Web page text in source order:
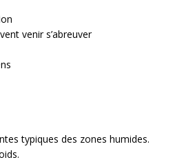
venir s’abreuver
typiques des zones humides.